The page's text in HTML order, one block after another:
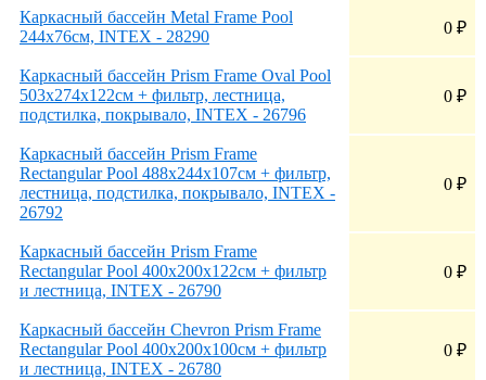
Каркасный бассейн Metal Frame Pool
244х76см, INTEX - 28290
0 ₽
Каркасный бассейн Prism Frame Oval Pool
503х274х122см + фильтр, лестница,
подстилка, покрывало, INTEX - 26796
0 ₽
Каркасный бассейн Prism Frame
Rectangular Pool 488х244х107см + фильтр,
лестница, подстилка, покрывало, INTEX -
26792
0 ₽
Каркасный бассейн Prism Frame
Rectangular Pool 400х200х122см + фильтр
и лестница, INTEX - 26790
0 ₽
Каркасный бассейн Chevron Prism Frame
Rectangular Pool 400х200х100см + фильтр
и лестница, INTEX - 26780
0 ₽